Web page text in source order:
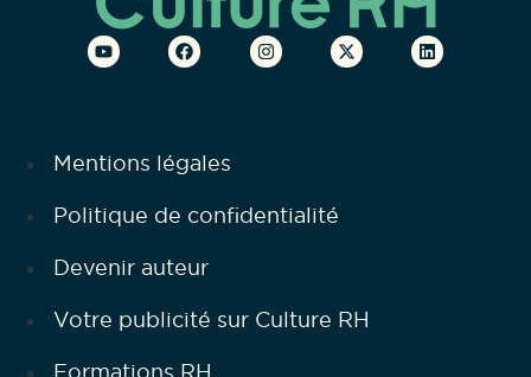
Mentions légales
Politique de confidentialité
Devenir auteur
Votre publicité sur Culture RH